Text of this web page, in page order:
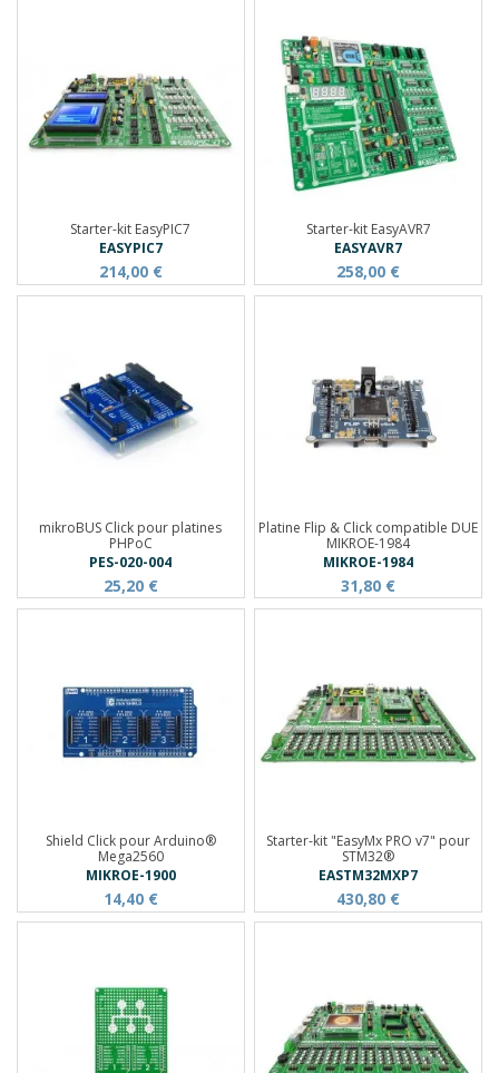
Starter-kit EasyPIC7
EASYPIC7
214,00 €
Starter-kit EasyAVR7
EASYAVR7
258,00 €
mikroBUS Click pour platines
PHPoC
PES-020-004
25,20 €
Platine Flip & Click compatible DUE
MIKROE-1984
MIKROE-1984
31,80 €
Shield Click pour Arduino®
Mega2560
MIKROE-1900
14,40 €
Starter-kit "EasyMx PRO v7" pour
STM32®
EASTM32MXP7
430,80 €